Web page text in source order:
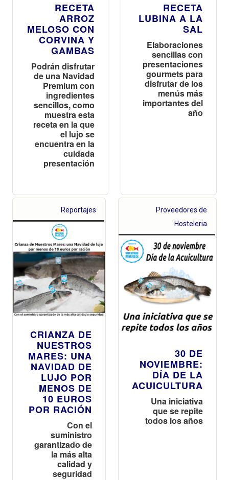
RECETA
ARROZ
MELOSO CON
CORVINA Y
GAMBAS
Podrán disfrutar
de una Navidad
Premium con
ingredientes
sencillos, como
muestra esta
receta en la que
el lujo se
encuentra en la
cuidada
presentación
RECETA
LUBINA A LA
SAL
Elaboraciones
sencillas con
presentaciones
gourmets para
disfrutar de los
menús más
importantes del
año
Reportajes
CRIANZA DE
NUESTROS
MARES: UNA
NAVIDAD DE
LUJO POR
MENOS DE
10 EUROS
POR RACIÓN
Con el
suministro
garantizado de
la más alta
calidad y
seguridad
Proveedores de
Hosteleria
30 DE
NOVIEMBRE:
DÍA DE LA
ACUICULTURA
Una iniciativa
que se repite
todos los años